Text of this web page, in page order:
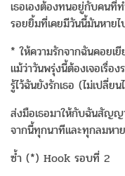
เธอเองต้องทนอยู่กับคนที่ท
รอยยิ้มที่เคยมีวันนี้มันหายไ
* ให้ความรักจากฉันคอยเยี
แม้ว่าวันพรุ่งนี้ต้องเจอเรื่อง
รู้ไว้ฉันยังรักเธอ (ไม่เปลี่ย
ส่งมือเธอมาให้กับฉันสัญญ
จากนี้ทุกนาทีและทุกลมหา
ซ้ำ (*) Hook รอบที่ 2